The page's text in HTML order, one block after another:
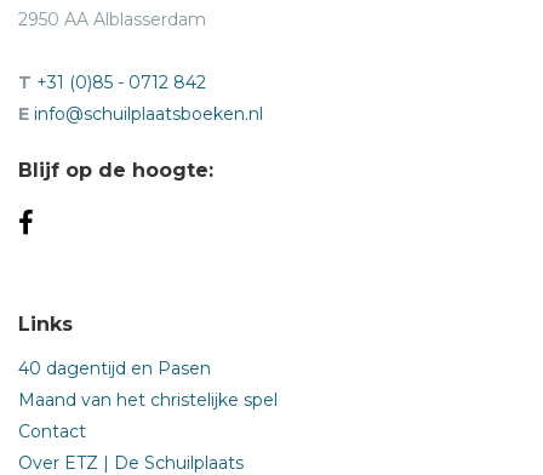
2950 AA Alblasserdam
T +31 (0)85 - 0712 842
E info@schuilplaatsboeken.nl
Blijf op de hoogte:
Links
40 dagentijd en Pasen
Maand van het christelijke spel
Contact
Over ETZ | De Schuilplaats